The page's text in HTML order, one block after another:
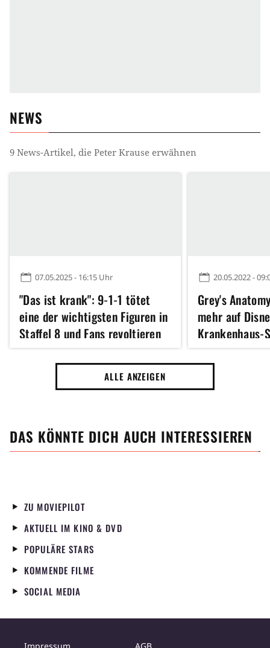
NEWS
9 News-Artikel, die Peter Krause erwähnen
07.05.2025 - 16:15 Uhr
"Das ist krank": 9-1-1 tötet
eine der wichtigsten Figuren in
Staffel 8 und Fans revoltieren
20.05.2022 -
Grey's
mehr auf
Krankenhaus-
Blutdruck in
[Anzeige]
ALLE ANZEIGEN
DAS KÖNNTE DICH AUCH INTERESSIEREN
ZU MOVIEPILOT
AKTUELL IM KINO & DVD
POPULÄRE STARS
KOMMENDE FILME
SOCIAL MEDIA
Impressum AGB